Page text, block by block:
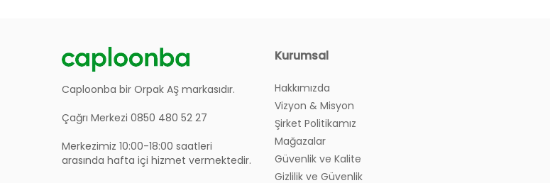
• Geniş raf bölmeleri ve kolay erişim sağlayan raylı metal tel sepetler.
• Standart 2 kapaklı genişlikte, diğer York modülleriyle tam uyumlu modüler
• 18mm kalınlığında yüksek dayanımlı, E1 sertifikalı sağlık dostu antrasit
Siteniz Üzerinden Nasıl Sipariş Verebilirim?
Sipariş Verirken Sayfa Hata Veriyor, Ne Yapmalıyım?
Oluşturduğum Siparişi Nereden Takip Edebilirim?
Ürünlerim Bana Ne Şekilde Teslim Edilecek?
Caploonba bir Orpak AŞ markasıdır.
Çağrı Merkezi 0850 480 52 27
Merkezimiz 10:00-18:00 saatleri
arasında hafta içi hizmet vermektedir.
Kurumsal
Hakkımızda
Vizyon & Misyon
Şirket Politikamız
Mağazalar
Güvenlik ve Kalite
Gizlilik ve Güvenlik